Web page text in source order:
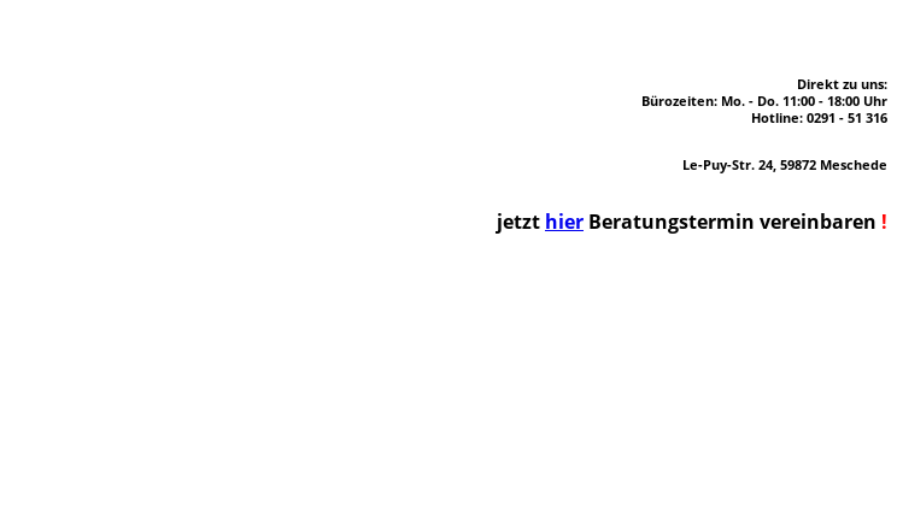
Direkt zu uns:
Bürozeiten: Mo. - Do. 11:00 - 18:00 Uhr
Hotline: 0291 - 51 316
Le-Puy-Str. 24, 59872 Meschede
jetzt hier Beratungstermin vereinbaren !